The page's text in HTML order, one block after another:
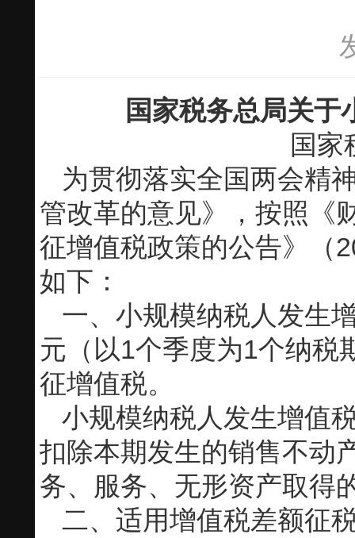
国家税务总局关于
国家
为贯彻落实全国两会精
管改革的意见》，按照《
征增值税政策的公告》（
如下：
一、小规模纳税人发生
元（以1个季度为1个纳税
征增值税。
小规模纳税人发生增值
扣除本期发生的销售不动
务、服务、无形资产取得
二、适用增值税差额征